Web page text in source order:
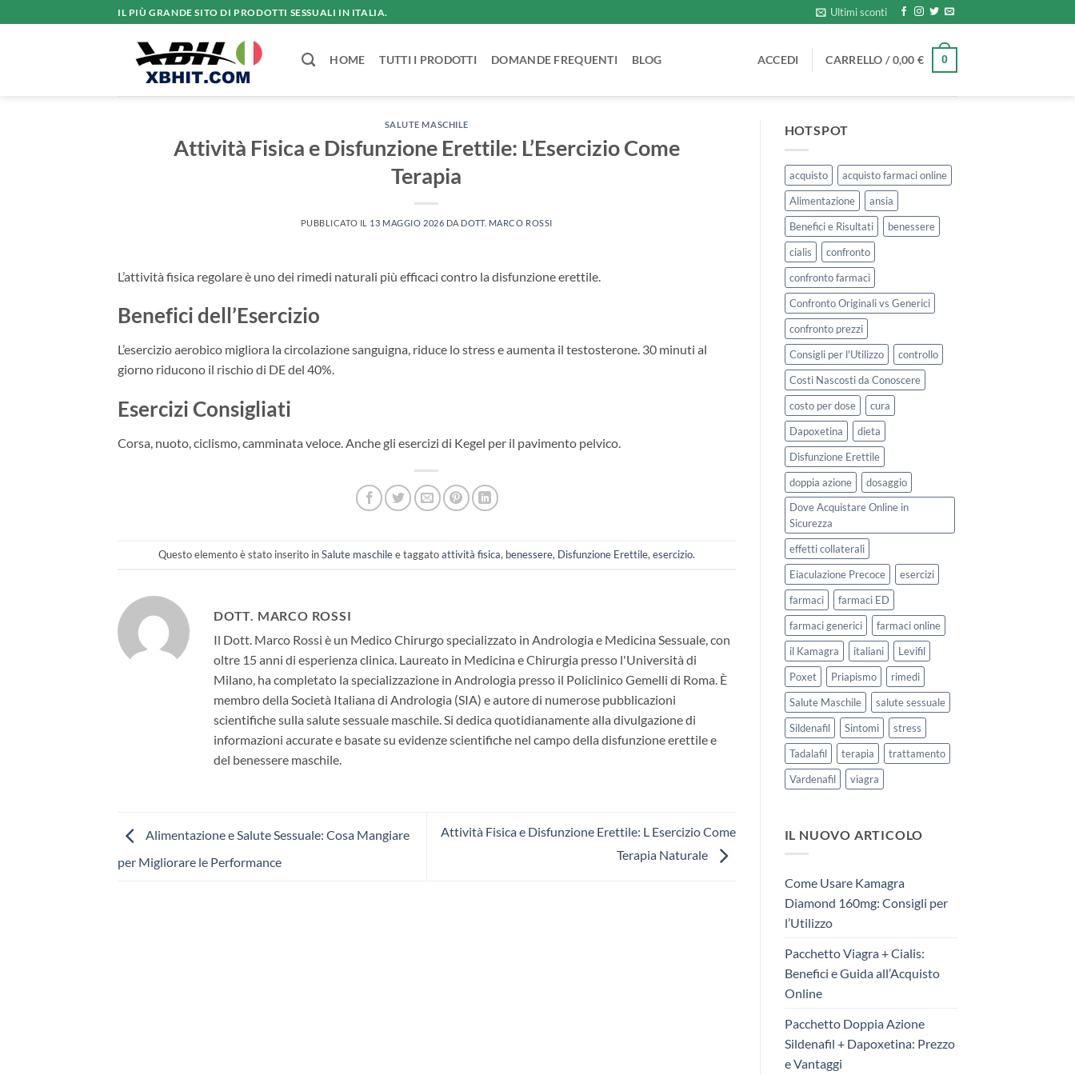
ai
IL PIÙ GRANDE SITO DI PRODOTTI SESSUALI IN ITALIA. Ultimi sconti
HOME TUTTI I PRODOTTI DOMANDE FREQUENTI BLOG ACCEDI CARRELLO /0,00€ 0
SALUTE MASCHILE
Attività Fisica e Disfunzione Erettile: L’Esercizio Come
Terapia
PUBBLICATO IL 13 MAGGIO 2026 DA DOTT. MARCO ROSSI
L’attività fisica regolare è uno dei rimedi naturali più efficaci contro la disfunzione erettile.
Benefici dell’Esercizio
L’esercizio aerobico migliora la circolazione sanguigna, riduce lo stress e aumenta il testosterone. 30 minuti al
giorno riducono il rischio di DE del 40%.
Esercizi Consigliati
Corsa, nuoto, ciclismo, camminata veloce. Anche gli esercizi di Kegel per il pavimento pelvico.
Questo elemento è stato inserito inSalute maschilee taggatoattività fisica, benessere, Disfunzione Erettile, esercizio.
DOTT. MARCO ROSSI
Il Dott. Marco Rossi è un Medico Chirurgo specializzato in Andrologia e Medicina Sessuale, con
oltre 15 anni di esperienza clinica. Laureato in Medicina e Chirurgia presso l'Università di
Milano, ha completato la specializzazione in Andrologia presso il Policlinico Gemelli di Roma. È
membro della Società Italiana di Andrologia (SIA) e autore di numerose pubblicazioni
scientifiche sulla salute sessuale maschile. Si dedica quotidianamente alla divulgazione di
informazioni accurate e basate su evidenze scientifiche nel campo della disfunzione erettile e
del benessere maschile.
Alimentazione e Salute Sessuale: Cosa Mangiare
per Migliorare le Performance
Attività Fisica e Disfunzione Erettile: L Esercizio Come
Terapia Naturale
HOTSPOT
acquisto
acquisto farmaci online
Alimentazione
ansia
Benefici e Risultati
benessere
cialis
confronto
confronto farmaci
Confronto Originali vs Generici
confronto prezzi
Consigli per l'Utilizzo
controllo
Costi Nascosti da Conoscere
costo per dose
cura
Dapoxetina
dieta
Disfunzione Erettile
doppia azione
dosaggio
Dove Acquistare Online in
Sicurezza
effetti collaterali
Eiaculazione Precoce
esercizi
farmaci
farmaci ED
farmaci generici
farmaci online
il Kamagra
italiani
Levifil
Poxet
Priapismo
rimedi
Salute Maschile
salute sessuale
Sildenafil
Sintomi
stress
Tadalafil
terapia
trattamento
Vardenafil
viagra
IL NUOVO ARTICOLO
Come Usare Kamagra
Diamond 160mg: Consigli per
l’Utilizzo
Pacchetto Viagra + Cialis:
Benefici e Guida all’Acquisto
Online
Pacchetto Doppia Azione
Sildenafil + Dapoxetina: Prezzo
e Vantaggi